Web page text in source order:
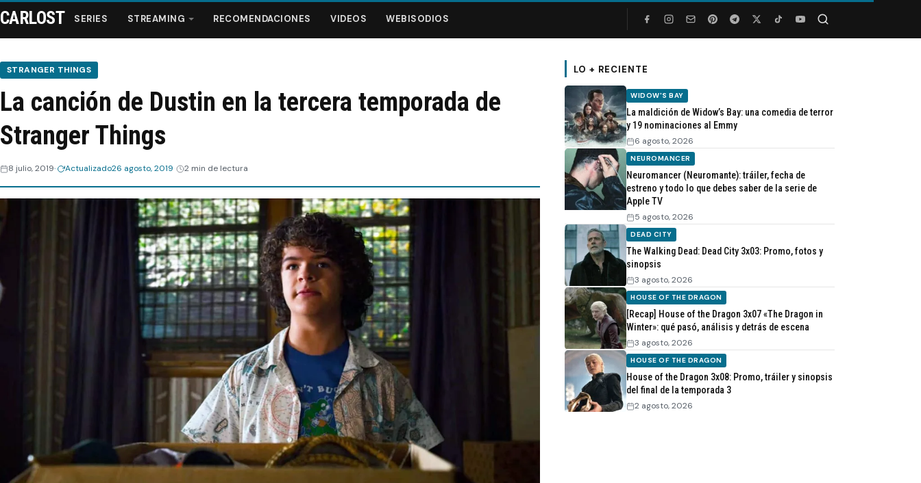
Series
Streaming
Webisodios
CARLOST SERIES STREAMING RECOMENDACIONES VIDEOS WEBISODIOS
STRANGER THINGS
La canción de Dustin en la tercera temporada de
Stranger Things
8 julio, 2019 Actualizado26 agosto, 2019 2 min de lectura
LO + RECIENTE
WIDOW'S BAY
La maldición de Widow’s Bay: una comedia de terror
y 19 nominaciones al Emmy
6 agosto, 2026
NEUROMANCER
Neuromancer (Neuromante): tráiler, fecha de
estreno y todo lo que debes saber de la serie de
Apple TV
5 agosto, 2026
DEAD CITY
The Walking Dead: Dead City 3x03: Promo, fotos y
sinopsis
3 agosto, 2026
HOUSE OF THE DRAGON
[Recap] House of the Dragon 3x07 «The Dragon in
Winter»: qué pasó, análisis y detrás de escena
3 agosto, 2026
HOUSE OF THE DRAGON
House of the Dragon 3x08: Promo, tráiler y sinopsis
del final de la temporada 3
2 agosto, 2026